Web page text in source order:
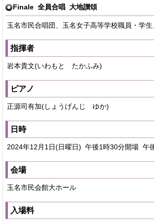
Finale 全員合唱 大地讃頌
玉名市民合唱団、玉名女子高等学校職員・学
指揮者
岩本貴文(いわもと たかふみ)
ピアノ
正源司有加(しょうげんじ ゆか)
日時
2024年12月1日(日曜日) 午後1時30分開場 午
会場
玉名市民会館大ホール
入場料